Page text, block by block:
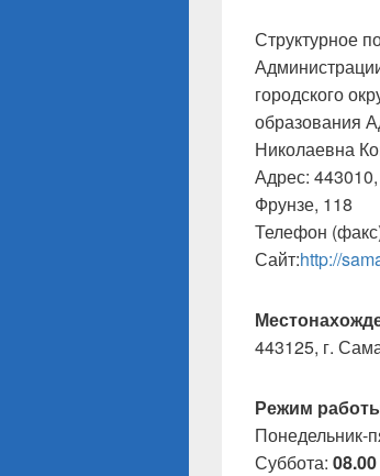
Структурное
городского
образования
Николаевна
Адрес:
Фрунзе, 118
Телефон
Сайт:http://
443125, г.
Режим
Понедельник-
Суббота: